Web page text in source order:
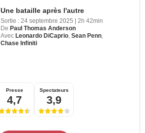
Une bataille après l'autre
Sortie : 24 septembre 2025 | 2h 42min
De Paul Thomas Anderson
Avec Leonardo DiCaprio Sean Penn
Chase Infiniti
Presse
4,7
Spectateurs
3,9